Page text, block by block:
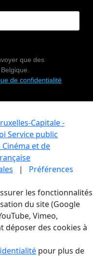
que des
de confidentialité
Capitale -
Service public
et de
| Préférences
les fonctionnalités
du site (Google
Vimeo,
déposer des cookies à
pour plus de